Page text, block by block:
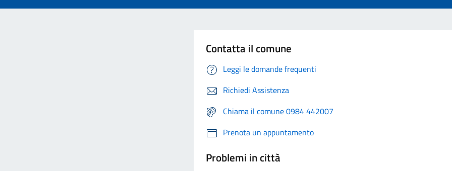
Contatta il comune
Leggi le domande frequenti
Richiedi Assistenza
Chiama il comune 0984 442007
Prenota un appuntamento
Problemi in città